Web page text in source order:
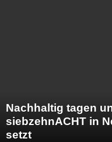
Nachhaltig tagen
siebzehnACHT in
setzt